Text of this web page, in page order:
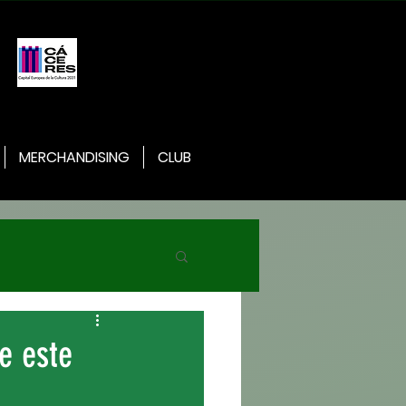
MERCHANDISING CLUB
este